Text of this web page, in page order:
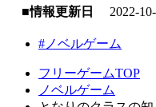
■情報更新日
2022-10-
#ノベルゲーム
フリーゲームTOP
ノベルゲーム